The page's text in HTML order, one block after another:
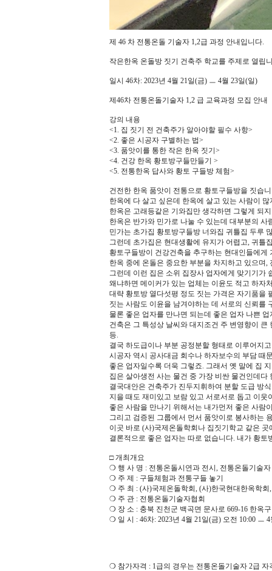
제 46 차 전통온돌 기술자 1,2급 과정 안내입니다.
작은한옥 온돌방 짓기 건축주 학교를 주제로 열립
일시 46차: 2023년 4월 21일(금) ㅡ 4월 23일(일)
제46차 전통온돌기술자 1,2 급 교육과정 모집 안내
강의 내용
<1. 집 짓기 전 건축주가 알아야할 필수 사항>
<2. 좋은 시공자 구별하는 법>
<3. 품앗이를 통한 작은 한옥 짓기>
<4. 건강 한옥 황토방구들만들기 >
<5. 전통한옥 답사와 황토 구들방 체험>
건전한 한옥 품앗이 전통으로 황토구들방을 짓습
한옥에 다 살고 싶은데 한옥에 살고 있는 사람이
한옥은 고래등같은 기와집만 생각하면 그렇게 되
한옥은 반가와 민가로 나눌 수 있는데 대부분의 사
민가는 초가집 황토방구들방 너와집 귀틀집 두루
그런데 초가집은 현대생활에 유지가 어렵고, 귀틀
황토구들방이 건강건축을 추구하는 현대인들에게
한옥 중에 온돌은 중요한 부분을 차지하고 있으며
그런데 이런 집은 소위 집장사 업자에게 맞기기가
왜냐하면 메이커가 있는 업체는 이윤도 적고 하자
대략 황토방 열다섯평 정도 짓는 가격은 자기품을
짓는 사람도 이윤을 남겨야하는 데 서로의 신뢰를
물론 좋은 업자를 만나면 되는데 좋은 업자 나쁜
건축은 그 특성상 날씨와 대지조건 주 변영향이
등.
결국 하도급이나 부분 공정분할 형태로 이루어지
시공자 역시 공사대금 회수나 하자보수의 부담 때
좋은 업자일수록 더욱 그렇죠. 그래서 옛 말에 집
집은 살아생전 사는 물건 중 가장 비싼 물건인데
결국대안은 건축주가 진두지휘하여 분할 도급 방
지을 때도 재미있고 보람 있고 서로서로 돕고 이
좋은 사람을 만나기 위해서는 내가먼저 좋은 사람
그리고 검증된 그룹에서 먼서 품앗이로 봉사하는
이곳 바로 (사)국제온돌학회나 집짓기학교 같은
결론적으로 좋은 업자는 따로 없습니다. 내가 황
□ 개최개요
❍ 행 사 명 : 전통온돌시연과 전시, 전통온돌기술자
❍ 주 제 : 구들체험과 전통구들 놓기
❍ 주 최 : (사)국제온돌학회, (사)한국현대한옥학회,
❍ 주 관 : 전통온돌기술자협회
❍ 장 소 : 충북 진천군 백곡면 문사로 669-16 한옥
❍ 일 시 : 46차: 2023년 4월 21일(금) 오전 10:00 ㅡ
❍ 참가자격 : 1급의 경우는 전통온돌기술자 2급